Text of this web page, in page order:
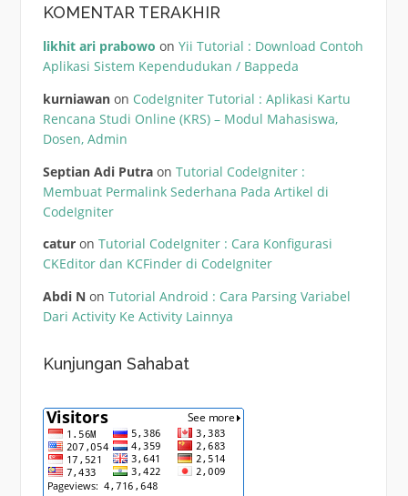
KOMENTAR TERAKHIR
likhit ari prabowo on Yii Tutorial : Download Contoh
Aplikasi Sistem Kependudukan / Bappeda
kurniawanon CodeIgniter Tutorial : Aplikasi Kartu
Rencana Studi Online (KRS) – Modul Mahasiswa,
Dosen, Admin
Septian Adi Putraon Tutorial CodeIgniter :
Membuat Permalink Sederhana Pada Artikel di
CodeIgniter
caturon Tutorial CodeIgniter : Cara Konfigurasi
CKEditor dan KCFinder di CodeIgniter
Abdi N on Tutorial Android : Cara Parsing Variabel
Dari Activity Ke Activity Lainnya
Kunjungan Sahabat